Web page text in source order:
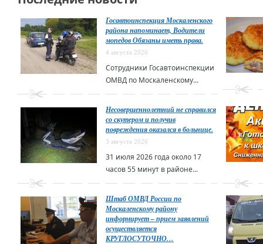
Госавтоинспекция Москаленского
района напоминает, Водители
мопедов Обязаны иметь права.
4 августа 2026
Сотрудники Госавтоинспекции
ОМВД по Москаленскому...
Несовершеннолетний не справился
со скутером и получив
повреждения оказался в больнице.
3 августа 2026
31 июля 2026 года около 17
часов 55 минут в районе...
Штаб ОМВД России по
Москаленскому району
информирует – прием заявлений
осуществляется
КРУГЛОСУТОЧНО…